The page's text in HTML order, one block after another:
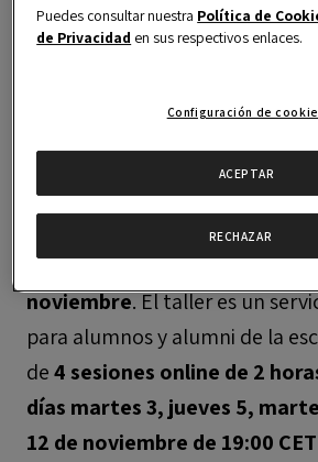
El área deCarreras
preinscripciones para el
Oratoria, el cualtendrá lugar
noviembre. El taller es un
para alumnos y alumni de la
de4 sesiones online de 2
días martes 3, jueves 5,
12 de noviembre de 19:00
como alumni para poder
Puedes consultar nuestra Política de
de Privacidad en sus respectivos enlaces.
Configuración de
RECHAZAR
ACEPTAR